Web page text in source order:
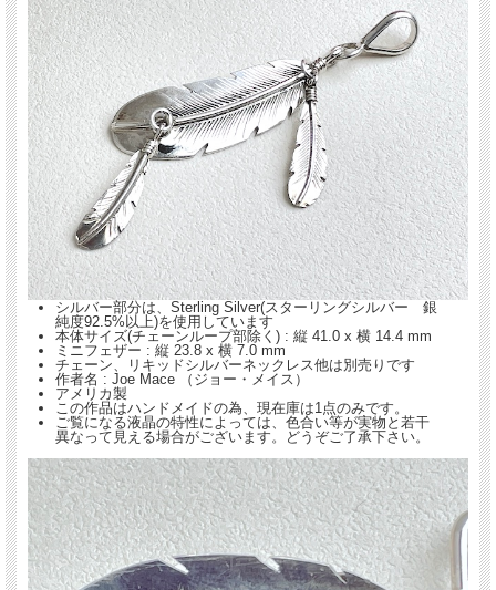
画像内の フォックスターコイズ・ブレスレット、リキッドシルバー・イアリング
は別売りです。
シルバー部分は、Sterling Silver(スターリングシルバー 銀
純度92.5%以上)を使用しています
本体サイズ(チェーンループ部除く) : 縦 41.0 x 横 14.4 mm
ミニフェザー : 縦 23.8 x 横 7.0 mm
チェーン、リキッドシルバーネックレス他は別売りです
作者名 : Joe Mace （ジョー・メイス）
アメリカ製
この作品はハンドメイドの為、現在庫は1点のみです。
ご覧になる液晶の特性によっては、色合い等が実物と若干
異なって見える場合がございます。どうぞご了承下さい。